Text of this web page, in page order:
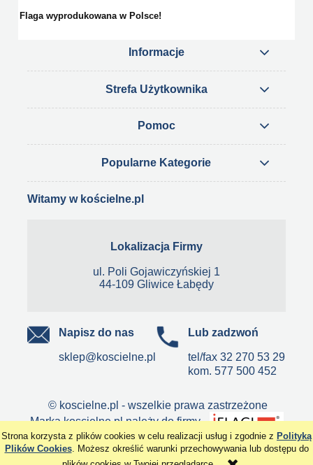
Strona korzysta z plików cookies w celu realizacji usług i zgodnie z Polityką
Plików Cookies. Możesz określić warunki przechowywania lub dostępu do
Flaga wyprodukowana w Polsce!
Informacje
Strefa Użytkownika
Pomoc
Popularne Kategorie
Witamy w kościelne.pl
Lokalizacja Firmy
ul. Poli Gojawiczyńskiej 1
44-109 Gliwice Łabędy
Napisz do nas
sklep@koscielne.pl
Lub zadzwoń
tel/fax 32 270 53 29
kom. 577 500 452
© koscielne.pl - wszelkie prawa zastrzeżone
Marka koscielne.pl należy do firmy
pokaż pełną wersję strony